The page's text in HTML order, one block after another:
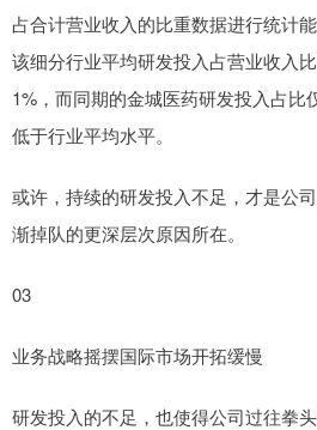
占合计营业收入的比重数据进行统计
该细分行业平均研发投入占营业收入
1%，而同期的金城医药研发投入占比
低于行业平均水平。
或许，持续的研发投入不足，才是公
渐掉队的更深层次原因所在。
03
业务战略摇摆国际市场开拓缓慢
研发投入的不足，也使得公司过往拳